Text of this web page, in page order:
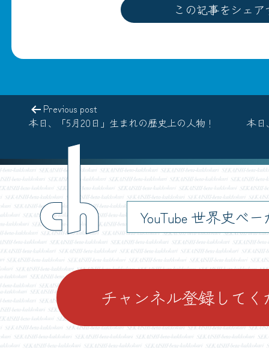
この記事をシェア
Previous post
本日、「5月20日」生まれの歴史上の人物！
本日
YouTube 世界史べ
ch
チャンネル登録して